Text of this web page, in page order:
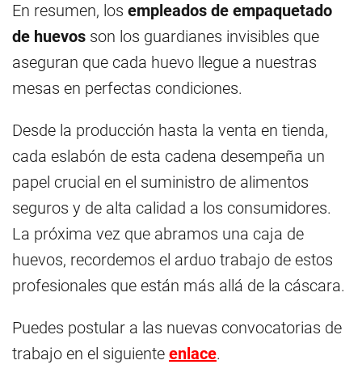
En resumen, los empleados de empaquetado
de huevos son los guardianes invisibles que
aseguran que cada huevo llegue a nuestras
mesas en perfectas condiciones.
Desde la producción hasta la venta en tienda,
cada eslabón de esta cadena desempeña un
papel crucial en el suministro de alimentos
seguros y de alta calidad a los consumidores.
La próxima vez que abramos una caja de
huevos, recordemos el arduo trabajo de estos
profesionales que están más allá de la cáscara.
Puedes postular a las nuevas convocatorias de
trabajo en el siguiente enlace.